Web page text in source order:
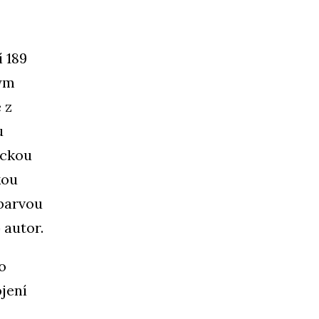
z
autor.